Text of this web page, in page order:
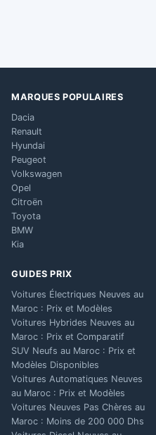
MARQUES POPULAIRES
Dacia
Renault
Hyundai
Peugeot
Volkswagen
Opel
Citroën
Toyota
BMW
Kia
GUIDES PRIX
Voitures Électriques Neuves au
Maroc : Prix et Modèles
Voitures Hybrides Neuves au
Maroc : Prix et Comparatif
SUV Neufs au Maroc : Prix et
Modèles Disponibles
Voitures Automatiques Neuves
au Maroc : Prix et Modèles
Voitures Neuves Pas Chères au
Maroc : Moins de 200 000 Dhs